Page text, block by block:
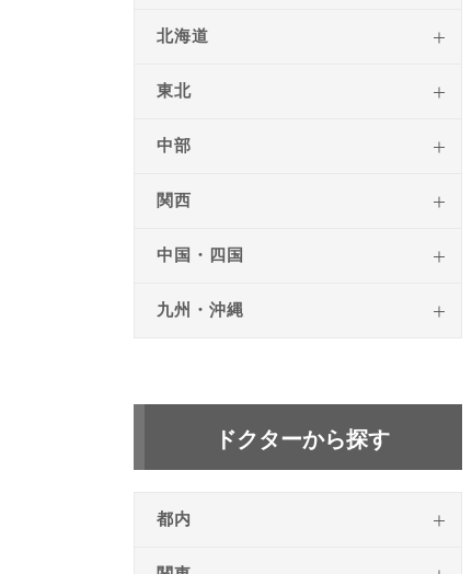
北海道
東北
中部
関西
中国・四国
九州・沖縄
ドクターから探す
都内